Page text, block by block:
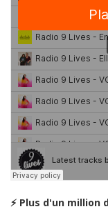
⚡ Plus d'un million